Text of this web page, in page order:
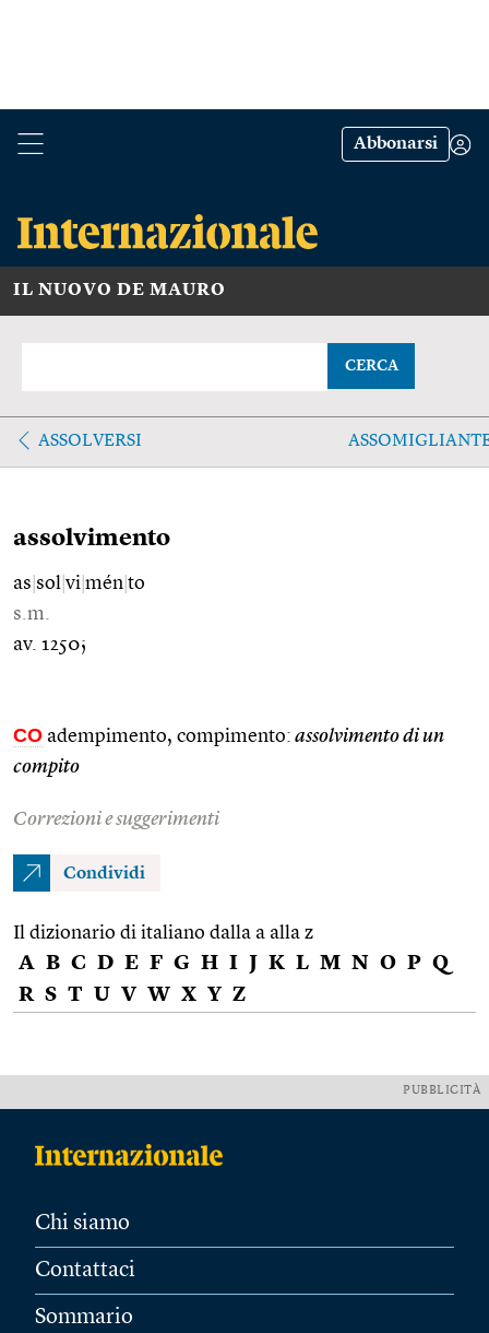
Abbonarsi
IL NUOVO DE MAURO
CERCA
ASSOLVERSI
assolvimento
as sol vi mén to
s.m.
av. 1250;
CO adempimento, compimento: assolvimento di un
compito
Correzioni e suggerimenti
Condividi
Il dizionario di italiano dalla a alla z
A B C D E F G H I J K L M N O P Q
R S T U V W X Y Z
PUBBLICITÀ
Chi siamo
Contattaci
Sommario